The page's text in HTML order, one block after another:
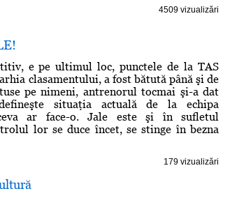
4509 vizualizări
e pe ultimul loc, punctele de la TAS
clasamentului, a fost bătută până şi de
pe nimeni, antrenorul tocmai şi-a dat
situaţia actuală de la echipa
ar face-o. Jale este şi în sufletul
lor se duce încet, se stinge în bezna
179 vizualizări